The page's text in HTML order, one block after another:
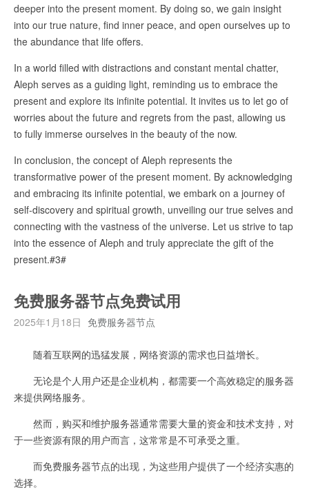
deeper into the present moment. By doing so, we gain insight
into our true nature, find inner peace, and open ourselves up to
the abundance that life offers.
In a world filled with distractions and constant mental chatter,
Aleph serves as a guiding light, reminding us to embrace the
present and explore its infinite potential. It invites us to let go of
worries about the future and regrets from the past, allowing us
to fully immerse ourselves in the beauty of the now.
In conclusion, the concept of Aleph represents the
transformative power of the present moment. By acknowledging
and embracing its infinite potential, we embark on a journey of
self-discovery and spiritual growth, unveiling our true selves and
connecting with the vastness of the universe. Let us strive to tap
into the essence of Aleph and truly appreciate the gift of the
present.#3#
免费服务器节点免费试用
2025年1月18日 免费服务器节点
随着互联网的迅猛发展，网络资源的需求也日益增长。
无论是个人用户还是企业机构，都需要一个高效稳定的服务器
来提供网络服务。
然而，购买和维护服务器通常需要大量的资金和技术支持，对
于一些资源有限的用户而言，这常常是不可承受之重。
而免费服务器节点的出现，为这些用户提供了一个经济实惠的
选择。